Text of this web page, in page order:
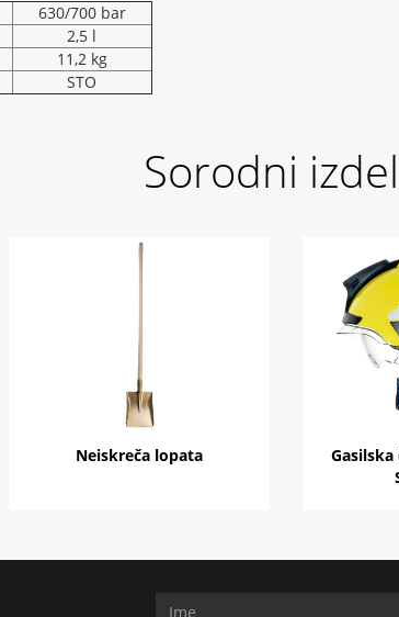
630/700 bar
2,5 l
11,2 kg
STO
Sorodni
Neiskreča lopata
Gasilska